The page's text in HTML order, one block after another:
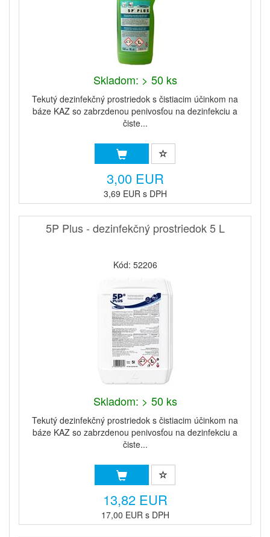
Skladom: > 50 ks
Tekutý dezinfekčný prostriedok s čistiacim účinkom na
báze KAZ so zabrzdenou penivosťou na dezinfekciu a
čiste...
3,00 EUR
3,69 EUR s DPH
5P Plus - dezinfekčný prostriedok 5 L
Kód: 52206
Skladom: > 50 ks
Tekutý dezinfekčný prostriedok s čistiacim účinkom na
báze KAZ so zabrzdenou penivosťou na dezinfekciu a
čiste...
13,82 EUR
17,00 EUR s DPH